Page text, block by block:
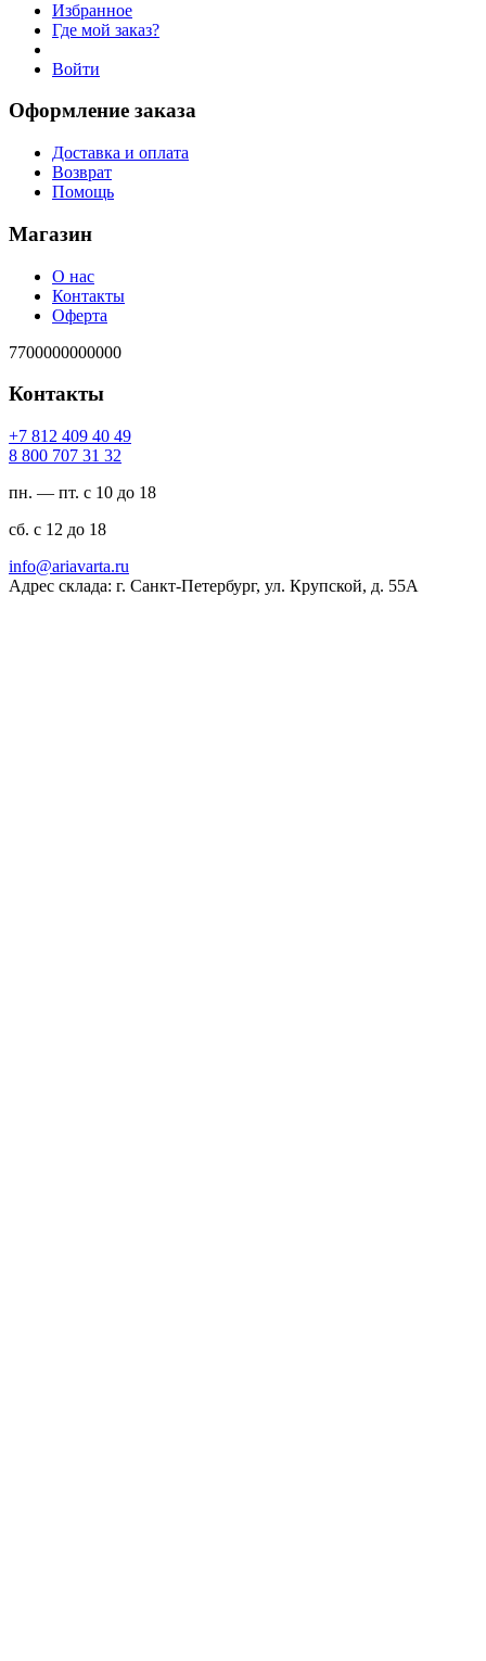
Избранное
Где мой заказ?
Войти
Оформление заказа
Доставка и оплата
Возврат
Помощь
Магазин
О нас
Контакты
Оферта
7700000000000
Контакты
94 04 904 218 7+
23 13 707 008 8
пн. — пт. с 10 до 18
сб. с 12 до 18
ur.atravaira@ofni
Адрес склада: г. Санкт-Петербург, ул. Крупской, д. 55А